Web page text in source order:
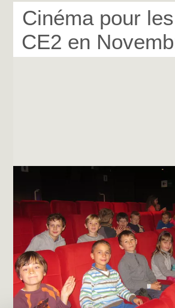
Cinéma pour
CE2 en